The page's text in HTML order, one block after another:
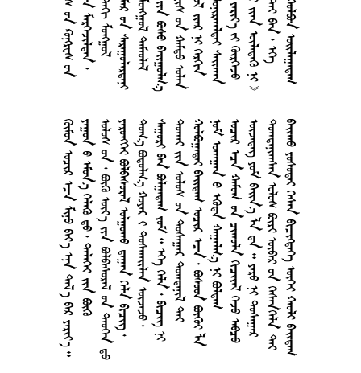
                                                                         